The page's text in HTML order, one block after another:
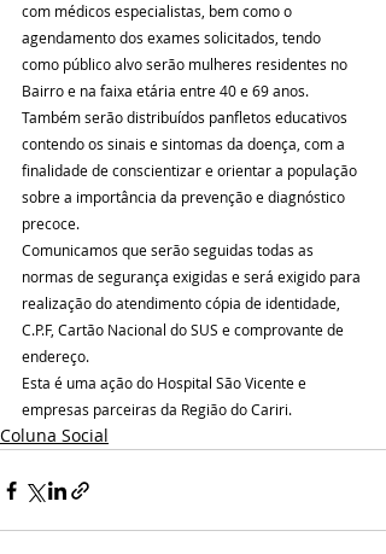
com médicos especialistas, bem como o
agendamento dos exames solicitados, tendo
como público alvo serão mulheres residentes no
Bairro e na faixa etária entre 40 e 69 anos.
Também serão distribuídos panfletos educativos
contendo os sinais e sintomas da doença, com a
finalidade de conscientizar e orientar a população
sobre a importância da prevenção e diagnóstico
precoce.
Comunicamos que serão seguidas todas as
normas de segurança exigidas e será exigido para
realização do atendimento cópia de identidade,
C.P.F, Cartão Nacional do SUS e comprovante de
endereço.
Esta é uma ação do Hospital São Vicente e
empresas parceiras da Região do Cariri.
Coluna Social